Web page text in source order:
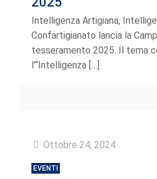
Intelligenza Artigiana,
Confartigianato lancia la
tesseramento 2025. Il tema
l’“Intelligenza […]
Ottobre 24, 2024
EVENTI